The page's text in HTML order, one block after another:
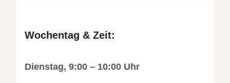
Wochentag & Zeit:
Dienstag, 9:00 – 10:00 Uhr